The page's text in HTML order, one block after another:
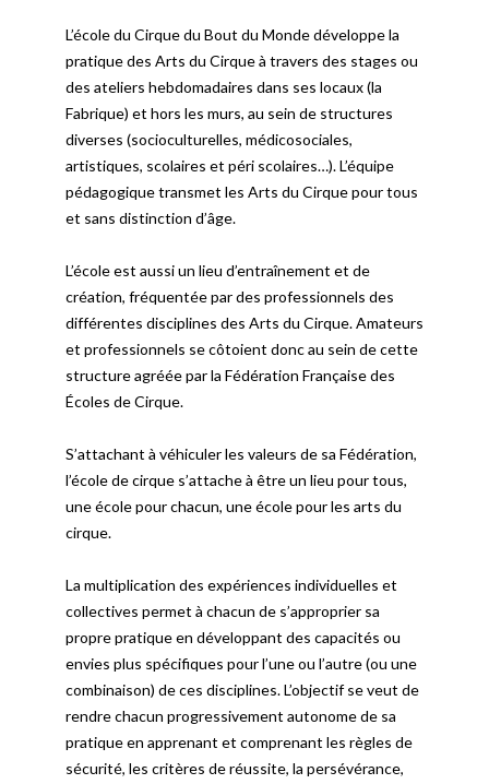
L’école du Cirque du Bout du Monde développe la
pratique des Arts du Cirque à travers des stages ou
des ateliers hebdomadaires dans ses locaux (la
Fabrique) et hors les murs, au sein de structures
diverses (socioculturelles, médicosociales,
artistiques, scolaires et péri scolaires…). L’équipe
pédagogique transmet les Arts du Cirque pour tous
et sans distinction d’âge.
L’école est aussi un lieu d’entraînement et de
création, fréquentée par des professionnels des
différentes disciplines des Arts du Cirque. Amateurs
et professionnels se côtoient donc au sein de cette
structure agréée par la Fédération Française des
Écoles de Cirque.
S’attachant à véhiculer les valeurs de sa Fédération,
l’école de cirque s’attache à être un lieu pour tous,
une école pour chacun, une école pour les arts du
cirque.
La multiplication des expériences individuelles et
collectives permet à chacun de s’approprier sa
propre pratique en développant des capacités ou
envies plus spécifiques pour l’une ou l’autre (ou une
combinaison) de ces disciplines. L’objectif se veut de
rendre chacun progressivement autonome de sa
pratique en apprenant et comprenant les règles de
sécurité, les critères de réussite, la persévérance,